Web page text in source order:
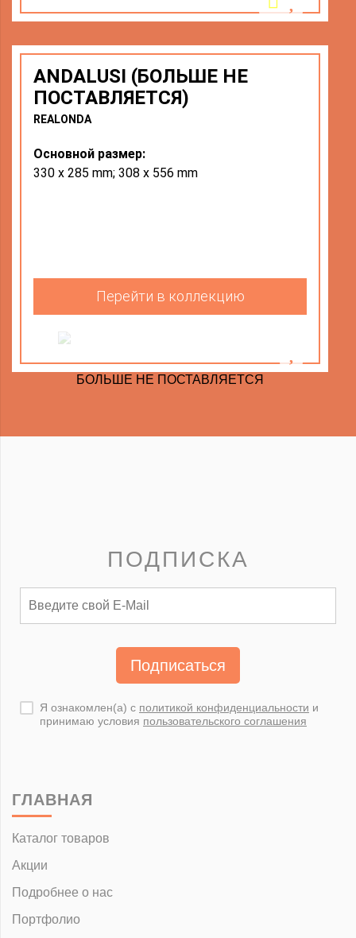
ANDALUSI (БОЛЬШЕ НЕ
ПОСТАВЛЯЕТСЯ)
REALONDA
БОЛЬШЕ НЕ ПОСТАВЛЯЕТСЯ
Перейти в коллекцию
Основной размер:
330 х 285 mm; 308 x 556 mm
ПОДПИСКА
Подписаться
Я ознакомлен(а) с политикой конфиденциальности и
принимаю условия пользовательского соглашения
ГЛАВНАЯ
Каталог товаров
Акции
Подробнее о нас
Портфолио